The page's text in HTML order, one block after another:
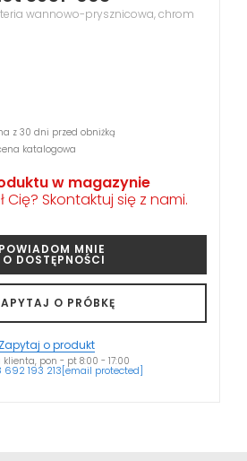
wannowo-prysznicowa, chrom
z 30 dni przed obniżką
katalogowa
w magazynie
Cię? Skontaktuj się z nami.
POWIADOM MNIE
O DOSTĘPNOŚCI
O PRÓBKĘ
Zapytaj o produkt
klienta, pon - pt 8:00 - 17:00
692 193 213[email protected]